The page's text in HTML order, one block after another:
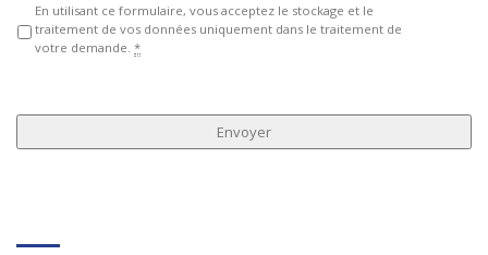
Privacy *
En utilisant ce formulaire, vous acceptez le stockage et le
traitement de vos données uniquement dans le traitement de
votre demande. *